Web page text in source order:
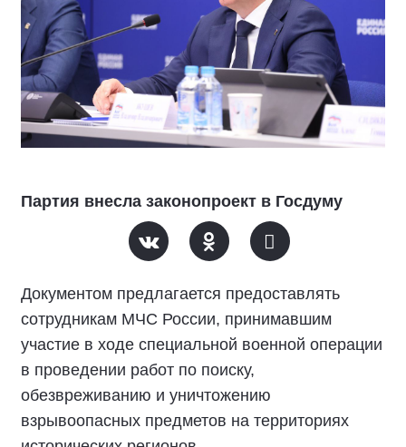
Партия внесла законопроект в Госдуму
Документом предлагается предоставлять
сотрудникам МЧС России, принимавшим
участие в ходе специальной военной операции
в проведении работ по поиску,
обезвреживанию и уничтожению
взрывоопасных предметов на территориях